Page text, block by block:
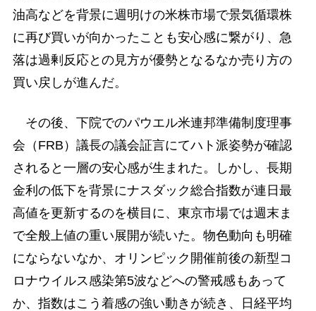
油高などを背景に週明けの米株市場で景気循環株
に再び買いが向かったことも安心感に繋がり、急
落は過剰反応との見方が優勢となるなか売り方の
買い戻しが進んだ。
その後、下院でのパウエル米連邦準備制度理事
会（FRB）議長の議会証言にてハト派姿勢が確認
されると一層の安心感が生まれた。しかし、長期
金利の低下を背景にナスダック総合指数が連日最
高値を更新するのを横目に、東京市場では週末ま
で全般上値の重い展開が続いた。物色動向も明確
にならないなか、オリンピック開催前後の新型コ
ロナウイルス感染第5波などへの警戒感もあって
か、指数はこう着感の強い動きが続き、日経平均